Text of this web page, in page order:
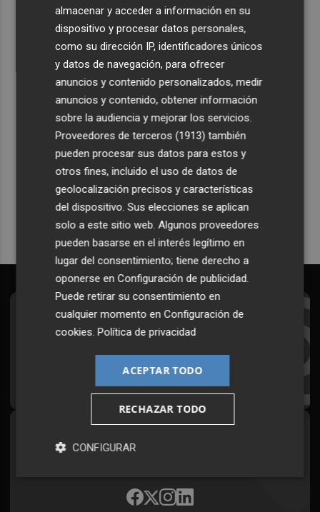
Luís Castro: "El equipo debe tener la identidad del club;
no tener miedo a nadie y, cuando tengamos que sufrir,
sufrir todos juntos”
Recibe toda la actualidad de
Plaza Podcast en tu correo
Quiero suscribirme
Suscríbete al Boletín
¡Quiero suscribirme!
Síguenos en redes
almacenar y acceder a información en su
dispositivo y procesar datos personales,
como su dirección IP, identificadores únicos
y datos de navegación, para ofrecer
anuncios y contenido personalizados, medir
anuncios y contenido, obtener información
sobre la audiencia y mejorar los servicios.
Proveedores de terceros (1913) también
pueden procesar sus datos para estos y
otros fines, incluido el uso de datos de
geolocalización precisos y características
del dispositivo. Sus elecciones se aplican
solo a este sitio web. Algunos proveedores
pueden basarse en el interés legítimo en
lugar del consentimiento; tiene derecho a
oponerse enConfiguración de publicidad.
Puede retirar su consentimiento en
cualquier momento enConfiguración de
cookies.Política de privacidad
ACEPTAR TODO
RECHAZAR TODO
CONFIGURAR